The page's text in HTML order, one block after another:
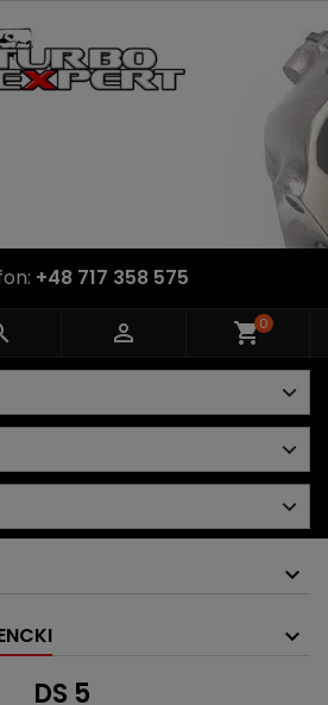
+48 717 358 575
 shopping_cart0
DS 5